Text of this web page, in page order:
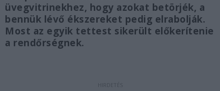
üvegvitrinekhez, hogy azokat betörjék, a
bennük lévő ékszereket pedig elrabolják.
Most az egyik tettest sikerült előkerítenie
a rendőrségnek.